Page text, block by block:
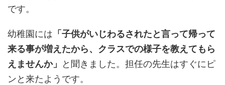
です。
幼稚園には 「子供がいじわるされたと言って帰って
来る事が増えたから、クラスでの様子を教えてもら
えませんか」
と聞きました。担任の先生はすぐにピ
ンと来たようです。